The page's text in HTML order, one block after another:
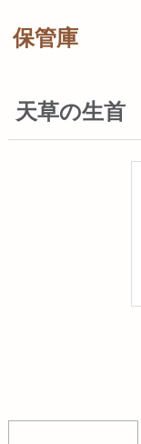
保管庫
天草の生首